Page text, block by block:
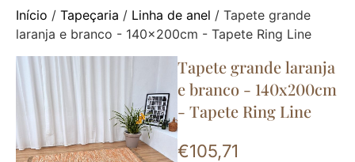
Início / Tapeçaria / Linha de anel / Tapete grande
laranja e branco - 140x200cm - Tapete Ring Line
Tapete grande laranja
e branco - 140x200cm
- Tapete Ring Line
€105,71